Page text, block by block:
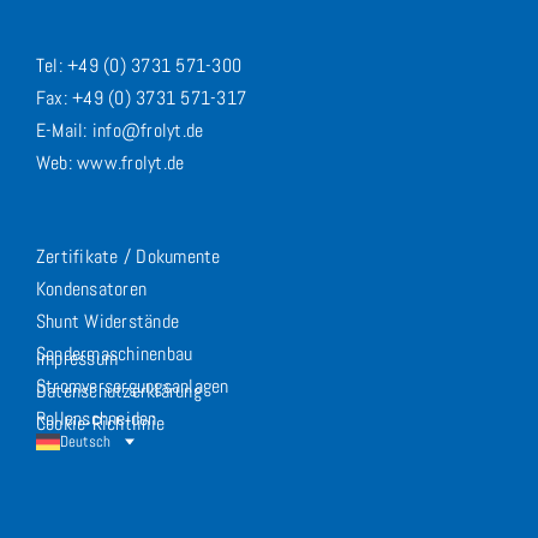
Tel: +49 (0) 3731 571-300
Fax: +49 (0) 3731 571-317
E-Mail: info@frolyt.de
Web: www.frolyt.de
Zertifikate / Dokumente
Kondensatoren
Shunt Widerstände
Sondermaschinenbau
Stromversorgungsanlagen
Rollenschneiden
Impressum
Datenschutzerklärung
Cookie-Richtlinie
Deutsch